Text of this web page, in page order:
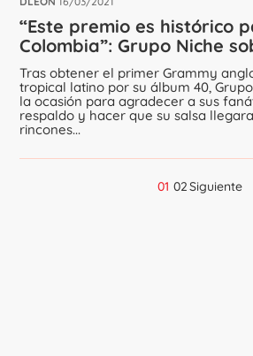
“Este premio es histórico
Colombia”: Grupo Niche
Tras obtener el primer Grammy
tropical latino por su álbum 40,
la ocasión para agradecer a sus
respaldo y hacer que su salsa
rincones...
01 02Siguiente